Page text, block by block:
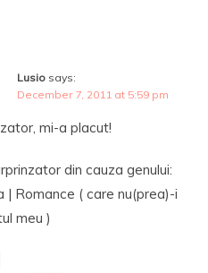
Lusio says:
December 7, 2011 at 5:59 pm
mi-a placut!
din cauza genului:
| Romance ( care nu(prea)-i
meu )